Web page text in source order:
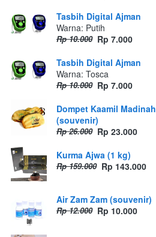
Tasbih Digital Ajman
Warna: Putih
Rp 10.000 Rp 7.000
Tasbih Digital Ajman
Warna: Tosca
Rp 10.000 Rp 7.000
Dompet Kaamil Madinah
(souvenir)
Rp 26.000 Rp 23.000
Kurma Ajwa (1 kg)
Rp 159.000 Rp 143.000
Air Zam Zam (souvenir)
Rp 12.000 Rp 10.000